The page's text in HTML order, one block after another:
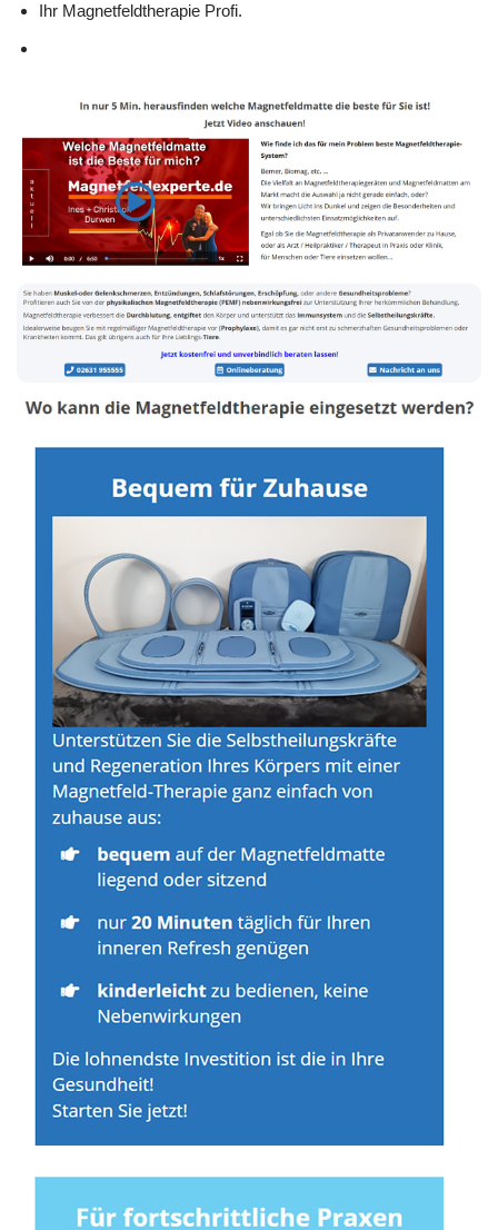
Ihr Magnetfeldtherapie Profi.